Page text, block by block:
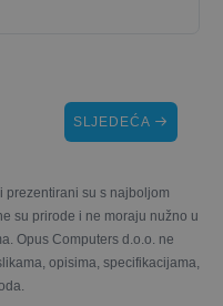
SLJEDEĆA
prezentirani su s najboljom
su prirode i ne moraju nužno u
Opus Computers d.o.o. ne
opisima, specifikacijama,